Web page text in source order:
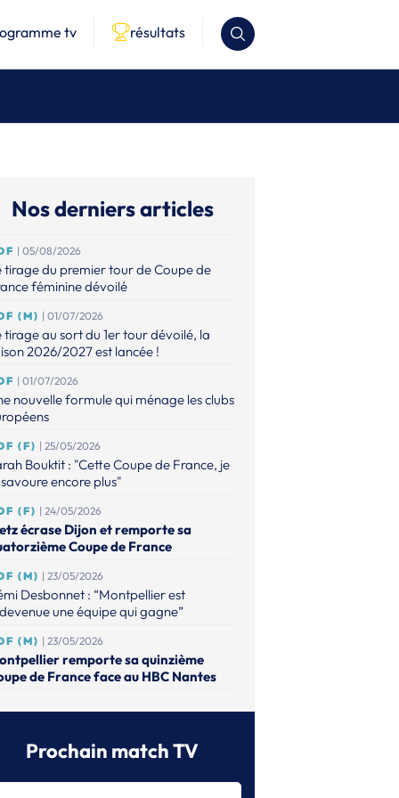
tv résultats
Nos derniers articles
| 05/08/2026
tirage du premier tour de Coupe de
féminine dévoilé
(M) | 01/07/2026
tirage au sort du 1er tour dévoilé, la
2026/2027 est lancée !
| 01/07/2026
nouvelle formule qui ménage les clubs
(F) | 25/05/2026
Bouktit : "Cette Coupe de France, je
encore plus"
(F) | 24/05/2026
écrase Dijon et remporte sa
Coupe de France
(M) | 23/05/2026
Desbonnet : “Montpellier est
une équipe qui gagne”
(M) | 23/05/2026
remporte sa quinzième
de France face au HBC Nantes
(M) | 15/04/2026
Prochain match TV